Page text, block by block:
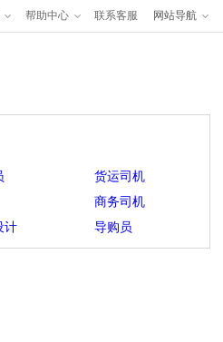
帮助中心 联系客服 网站导航
货运司机
商务司机
计 导购员